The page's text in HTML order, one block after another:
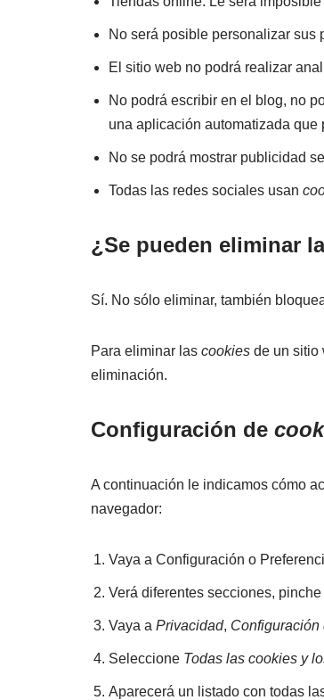
No será posible personalizar sus
El sitio web no podrá realizar
No podrá escribir en el blog, no
una aplicación automatizada que
No se podrá mostrar publicidad
Todas las redes sociales usan
¿Se pueden eliminar
Sí. No sólo eliminar, también
Para eliminar las cookies de un sitio
eliminación.
Configuración de
A continuación le indicamos cómo
navegador:
Vaya a Configuración o
Verá diferentes secciones,
Vaya a Privacidad, Configuración
Seleccione Todas las cookies y
Aparecerá un listado con todas